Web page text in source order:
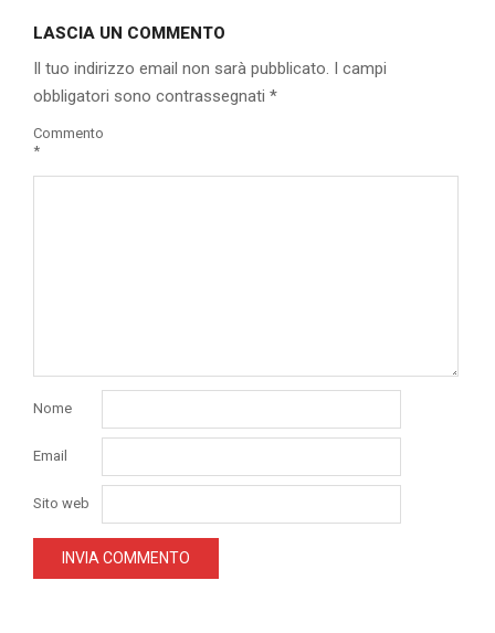
25
LASCIA UN COMMENTO
Il tuo indirizzo email non sarà pubblicato. I campi
obbligatori sono contrassegnati *
Commento
*
Nome
Email
Sito web